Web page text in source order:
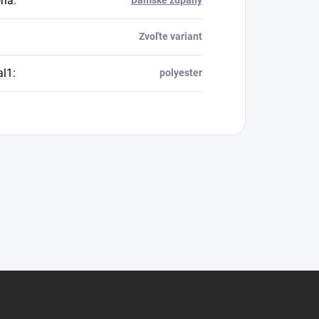
Zvoľte variant
: polyester